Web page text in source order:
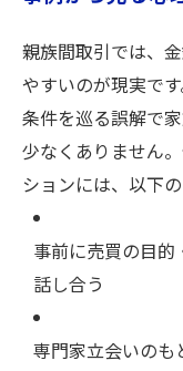
親族間取引では、
やすいのが現実で
条件を巡る誤解で
少なくありません
ションには、以下
事前に売買の目
話し合う
専門家立会いの